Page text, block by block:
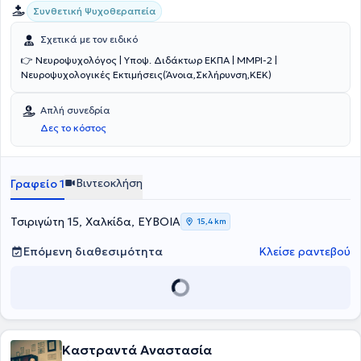
Συνθετική Ψυχοθεραπεία
Σχετικά με τον ειδικό
👉 Νευροψυχολόγος | Υποψ. Διδάκτωρ ΕΚΠΑ | MMPI-2 |
Νευροψυχολογικές Εκτιμήσεις(Άνοια,Σκλήρυνση,ΚΕΚ)
Απλή συνεδρία
Δες το κόστος
Γραφείο 1 Βιντεοκλήση
Τσιριγώτη 15, Χαλκίδα, ΕΥΒΟΙΑ 15,4 km
Επόμενη διαθεσιμότητα Κλείσε ραντεβού
Καστραντά Aναστασία